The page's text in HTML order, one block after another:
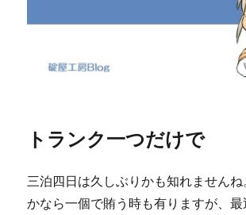
トランク一つだけで
三泊四日は久しぶりかも知れませんね
かなら一個で賄う時も有りますが、